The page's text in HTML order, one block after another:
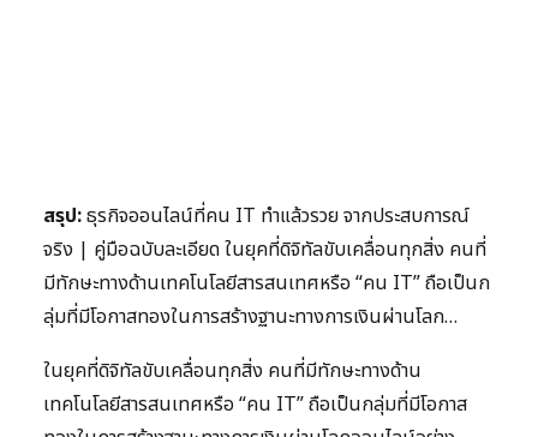
สรุป:ธุรกิจออนไลน์ที่คน IT ทำแล้วรวย จากประสบการณ์
จริง | คู่มือฉบับละเอียด ในยุคที่ดิจิทัลขับเคลื่อนทุกสิ่ง คนที่
มีทักษะทางด้านเทคโนโลยีสารสนเทศหรือ “คน IT” ถือเป็นก
ลุ่มที่มีโอกาสทองในการสร้างฐานะทางการเงินผ่านโลก…
ในยุคที่ดิจิทัลขับเคลื่อนทุกสิ่ง คนที่มีทักษะทางด้าน
เทคโนโลยีสารสนเทศหรือ “คน IT” ถือเป็นกลุ่มที่มีโอกาส